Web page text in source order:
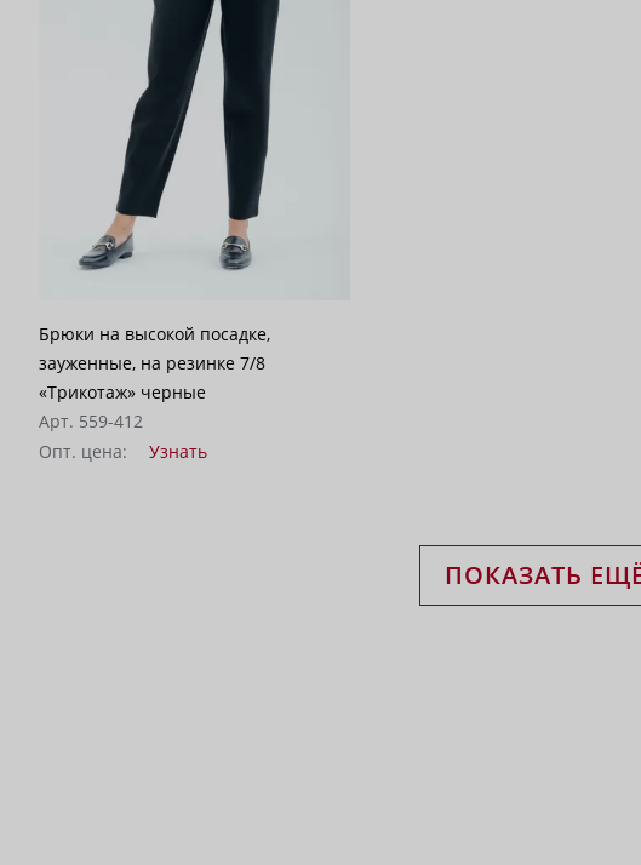
Брюки на высокой посадке,
зауженные, на резинке 7/8
«Трикотаж» черные
Арт. 559-412
Опт. цена:
Узнать
ПОКАЗАТЬ